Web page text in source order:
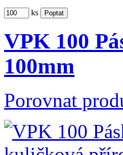
ks
VPK 100
100mm
Porovnat